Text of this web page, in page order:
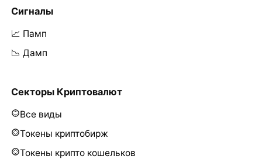
Сигналы
📈 Памп
📉 Дамп
Секторы Криптовалют
Все виды
Токены криптобирж
Токены крипто кошельков